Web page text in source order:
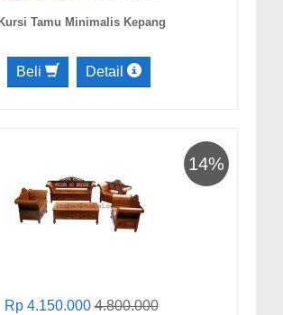
Kursi Tamu Minimalis Kepang
Beli Detail
14%
Rp 4.150.0004.800.000